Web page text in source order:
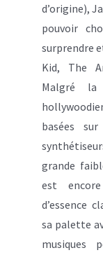
d’origine),
pouvoir
surprendre
Kid, The
Malgré
basées
grande
est
d’essence
sa palette
musiques